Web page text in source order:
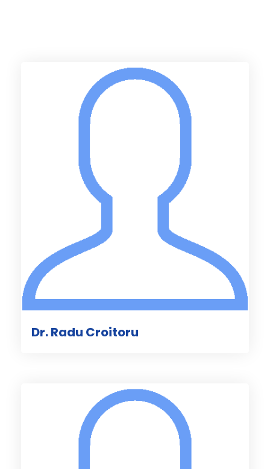
Dr. Radu Croitoru